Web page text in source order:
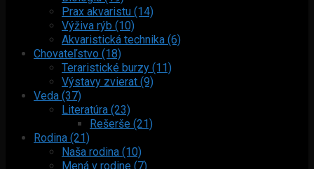
Prax akvaristu (14)
Výživa rýb (10)
Akvaristická technika (6)
Chovateľstvo (18)
Teraristické burzy (11)
Výstavy zvierat (9)
Veda (37)
Literatúra (23)
Rešerše (21)
Rodina (21)
Naša rodina (10)
Mená v rodine (7)